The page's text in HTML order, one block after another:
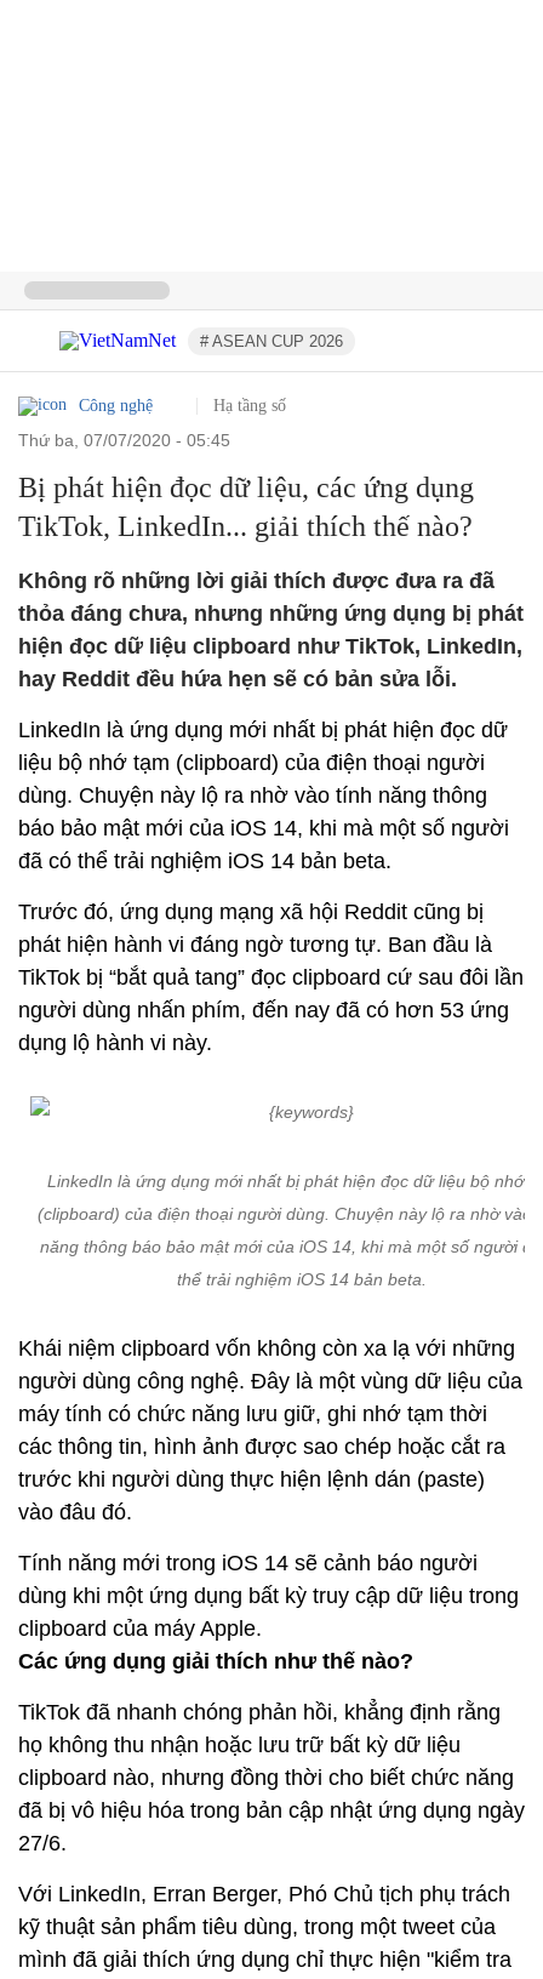
# ASEAN CUP 2026
Công nghệ Hạ tầng số
thứ ba, 07/07/2020 - 05:45
Bị phát hiện đọc dữ liệu, các ứng dụng
TikTok, LinkedIn... giải thích thế nào?
Không rõ những lời giải thích được đưa ra đã
thỏa đáng chưa, nhưng những ứng dụng bị phát
hiện đọc dữ liệu clipboard như TikTok, LinkedIn,
hay Reddit đều hứa hẹn sẽ có bản sửa lỗi.
LinkedIn là ứng dụng mới nhất bị phát hiện đọc dữ
liệu bộ nhớ tạm (clipboard) của điện thoại người
dùng. Chuyện này lộ ra nhờ vào tính năng thông
báo bảo mật mới của iOS 14, khi mà một số người
đã có thể trải nghiệm iOS 14 bản beta.
Trước đó, ứng dụng mạng xã hội Reddit cũng bị
phát hiện hành vi đáng ngờ tương tự. Ban đầu là
TikTok bị “bắt quả tang” đọc clipboard cứ sau đôi lần
người dùng nhấn phím, đến nay đã có hơn 53 ứng
dụng lộ hành vi này.
LinkedIn là ứng dụng mới nhất bị phát hiện đọc dữ liệu bộ nhớ
(clipboard) của điện thoại người dùng. Chuyện này lộ ra nhờ vào
năng thông báo bảo mật mới của iOS 14, khi mà một số người
thể trải nghiệm iOS 14 bản beta.
Khái niệm clipboard vốn không còn xa lạ với những
người dùng công nghệ. Đây là một vùng dữ liệu của
máy tính có chức năng lưu giữ, ghi nhớ tạm thời
các thông tin, hình ảnh được sao chép hoặc cắt ra
trước khi người dùng thực hiện lệnh dán (paste)
vào đâu đó.
Tính năng mới trong iOS 14 sẽ cảnh báo người
dùng khi một ứng dụng bất kỳ truy cập dữ liệu trong
clipboard của máy Apple.
Các ứng dụng giải thích như thế nào?
TikTok đã nhanh chóng phản hồi, khẳng định rằng
họ không thu nhận hoặc lưu trữ bất kỳ dữ liệu
clipboard nào, nhưng đồng thời cho biết chức năng
đã bị vô hiệu hóa trong bản cập nhật ứng dụng ngày
27/6.
Với LinkedIn, Erran Berger, Phó Chủ tịch phụ trách
kỹ thuật sản phẩm tiêu dùng, trong một tweet của
mình đã giải thích ứng dụng chỉ thực hiện "kiểm tra